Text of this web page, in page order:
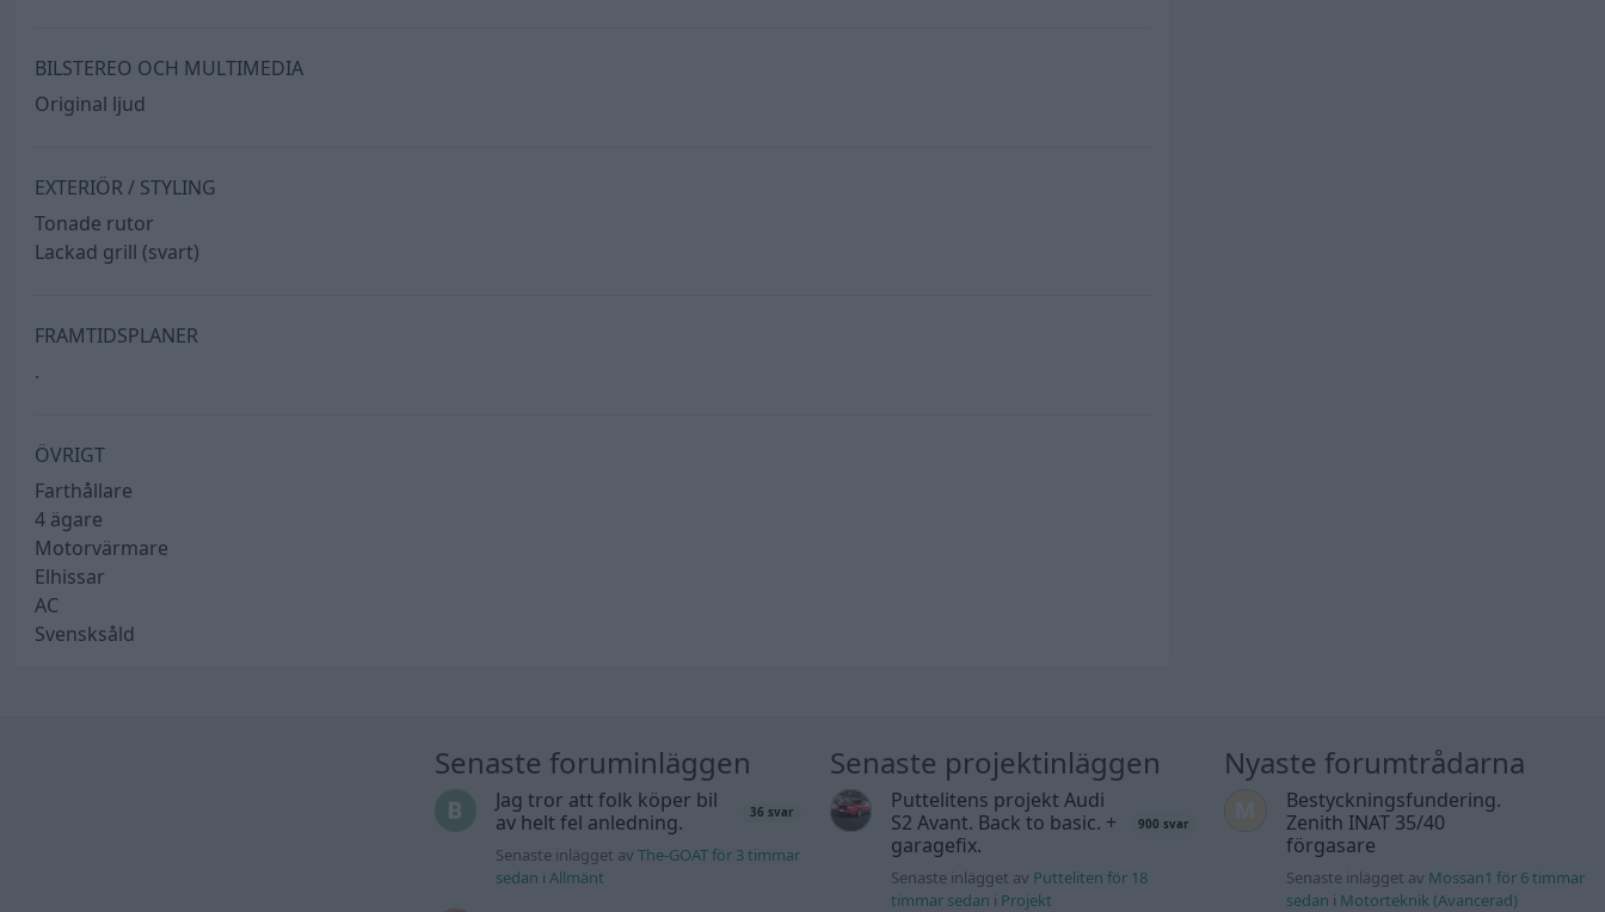
BILSTEREO OCH MULTIMEDIA
Original ljud
EXTERIÖR / STYLING
Tonade rutor
Lackad grill (svart)
FRAMTIDSPLANER
.
ÖVRIGT
Farthållare
4 ägare
Motorvärmare
Elhissar
AC
Svensksåld
Senaste foruminläggen
Jag tror att folk köper bil
av helt fel anledning.
36 svar
Senaste inlägget avThe-GOAT för 3 timmar
sedan iAllmänt
Senaste projektinläggen
Puttelitens projekt Audi
S2 Avant. Back to basic. +
garagefix.
900 svar
Senaste inlägget av Putteliten för 18
timmar sedan i Projekt
Nyaste forumtrådarna
Bestyckningsfundering.
Zenith INAT 35/40
förgasare
Senaste inlägget av Mossan1 för 6 timmar
sedan i Motorteknik (Avancerad)